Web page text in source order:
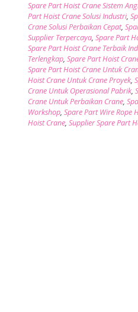
Spare Part Hoist Crane Sistem
Part Hoist Crane Solusi Industri,
Crane Solusi Perbaikan Cepat,
Supplier Terpercaya,Spare Part
Spare Part Hoist Crane Terbaik
Terlengkap,Spare Part Hoist
Spare Part Hoist Crane Untuk
Hoist Crane Untuk Crane Proyek,
Crane Untuk Operasional Pabrik,
Crane Untuk Perbaikan Crane,
Workshop,Spare Part Wire Rope
Hoist Crane,Supplier Spare Part